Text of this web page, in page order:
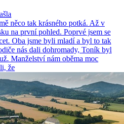
něco tak krásného potká. Až v
na první pohled. Poprvé jsem se
Oba jsme byli mladí a byl to tak
nás dali dohromady, Toník byl
Manželství nám oběma moc
že